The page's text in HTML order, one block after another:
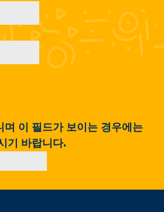
며 이 필드가 보이는 경우에는
기 바랍니다.